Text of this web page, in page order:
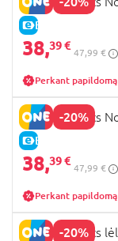
E-KAINA
38,39 €
47,99 €
Perkant
-20%
E-KAINA
BARBIE Basics
38,39 €
47,99 €
Perkant
-20%
BARBIE Basics